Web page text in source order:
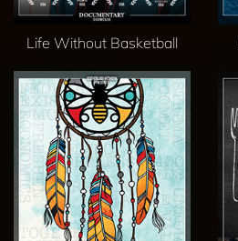
Life Without Basketball